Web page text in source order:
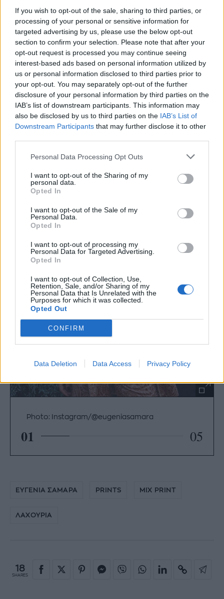
If you wish to opt-out of the sale, sharing to third parties, or
processing of your personal or sensitive information for
targeted advertising by us, please use the below opt-out
section to confirm your selection. Please note that after your
opt-out request is processed you may continue seeing
interest-based ads based on personal information utilized by
us or personal information disclosed to third parties prior to
your opt-out. You may separately opt-out of the further
disclosure of your personal information by third parties on the
IAB’s list of downstream participants. This information may
also be disclosed by us to third parties on the IAB’s List of
Downstream Participants that may further disclose it to other
Personal Data Processing Opt Outs
I want to opt-out of the Sharing of my
personal data.
Opted In
I want to opt-out of the Sale of my
Personal Data.
Opted In
I want to opt-out of processing my
Personal Data for Targeted Advertising.
Opted In
I want to opt-out of Collection, Use,
Retention, Sale, and/or Sharing of my
Personal Data that Is Unrelated with the
Purposes for which it was collected.
Opted Out
CONFIRM
Data Deletion Data Access Privacy Policy
μπεζ-κεραμιδί λαχούρια, το οποίο συνδύασε
με ένα ασορτί πουκάμισο με τα ίδια λαχούρια,
που έχει ένα διαφορετικό τύπωμα στις τσέπες
του και σε άλλες μικρές λεπτομέρειες. Έτσι,
τίποτα δεν μπορεί να πάει στραβά. Το look
είναι από τη συλλογή του ελληνικού brand
«Project Soma». Ακολούθησε το inspo και θα
πάρεις άριστα δέκα!
Photo: Instagram/@eugeniasamara
01 05
ΕΥΓΕΝΙΑ ΣΑΜΑΡΑ PRINTS MIX PRINT
ΛΑΧΟΥΡΙΑ
18
SHARES